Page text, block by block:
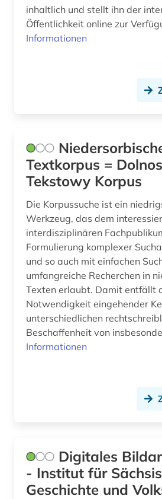
inhaltlich und stellt ihn der
Öffentlichkeit online zur
Informationen
Textkorpus =
Tekstowy Korpus
Die Korpussuche ist ein
Werkzeug, das dem
interdisziplinären
Formulierung komplexer
und so auch mit einfachen
umfangreiche Recherchen in
Texten erlaubt. Damit entfällt
Notwendigkeit eingehender
unterschiedlichen
Beschaffenheit von
Informationen
Digitales
- Institut für Sächsische
Geschichte und